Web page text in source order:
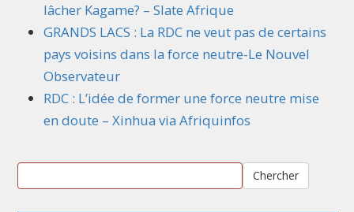
lâcher Kagame? – Slate Afrique
GRANDS LACS : La RDC ne veut pas de certains
pays voisins dans la force neutre-Le Nouvel
Observateur
RDC : L’idée de former une force neutre mise
en doute – Xinhua via Afriquinfos
Chercher